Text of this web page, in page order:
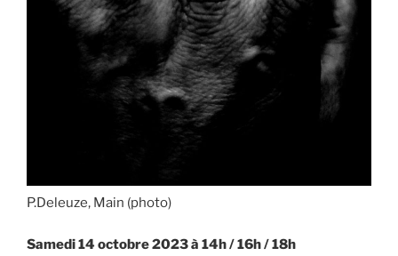
P.Deleuze, Main (photo)
Samedi 14 octobre 2023 à 14h / 16h / 18h